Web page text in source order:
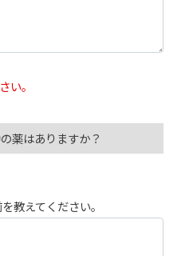
い。
薬はありますか？
教えてください。